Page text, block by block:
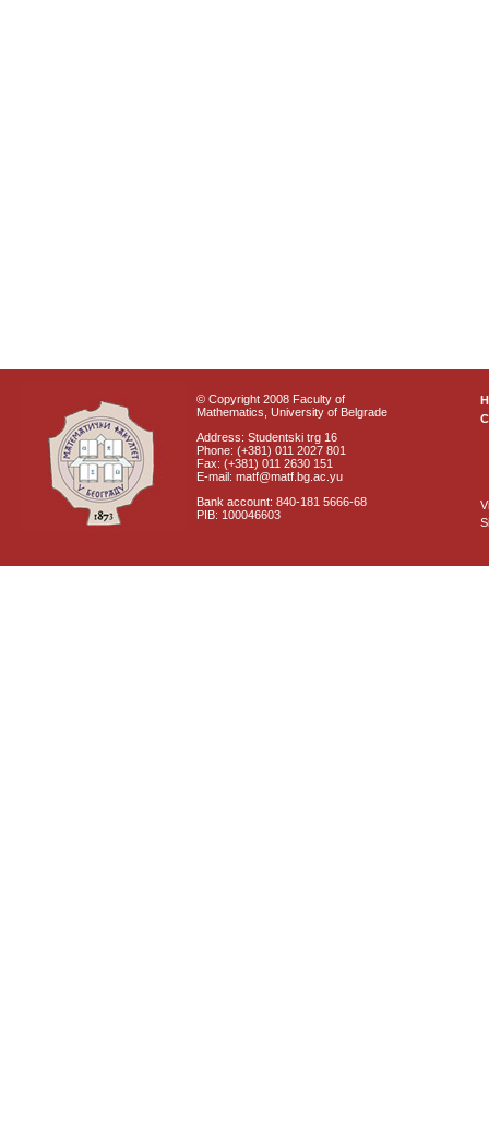
© Copyright 2008 Faculty of
Mathematics, University of Belgrade
Address: Studentski trg 16
Phone: (+381) 011 2027 801
Fax: (+381) 011 2630 151
E-mail: matf@matf.bg.ac.yu
Bank account: 840-181 5666-68
PIB: 100046603